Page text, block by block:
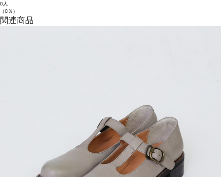
0人
（0％）
関連商品